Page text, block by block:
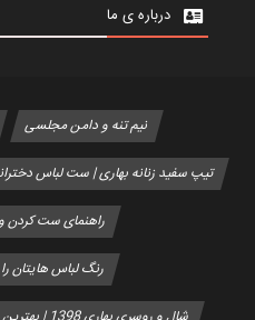
درباره ی ما
نیم تنه و دامن مجلسی
تیپ سفید زنانه بهاری | ست لباس
راهنمای ست کردن
رنگ لباس هایتان